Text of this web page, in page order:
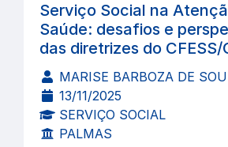
Serviço Social na
Saúde: desafios e
das diretrizes do CFESS/
MARISE BARBOZA DE
13/11/2025
SERVIÇO SOCIAL
PALMAS